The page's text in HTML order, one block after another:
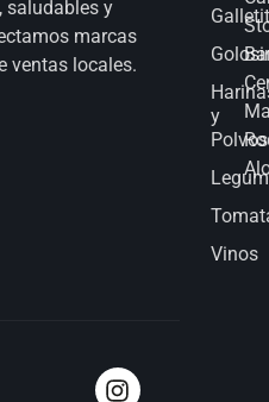
saludables y
marcas
ventas locales.
y
Polvos
Vinos